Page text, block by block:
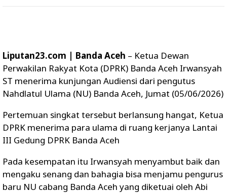
Liputan23.com | Banda Aceh – Ketua Dewan
Perwakilan Rakyat Kota (DPRK) Banda Aceh Irwansyah
ST menerima kunjungan Audiensi dari pengutus
Nahdlatul Ulama (NU) Banda Aceh, Jumat (05/06/2026)
Pertemuan singkat tersebut berlansung hangat, Ketua
DPRK menerima para ulama di ruang kerjanya Lantai
III Gedung DPRK Banda Aceh
Pada kesempatan itu Irwansyah menyambut baik dan
mengaku senang dan bahagia bisa menjamu pengurus
baru NU cabang Banda Aceh yang diketuai oleh Abi